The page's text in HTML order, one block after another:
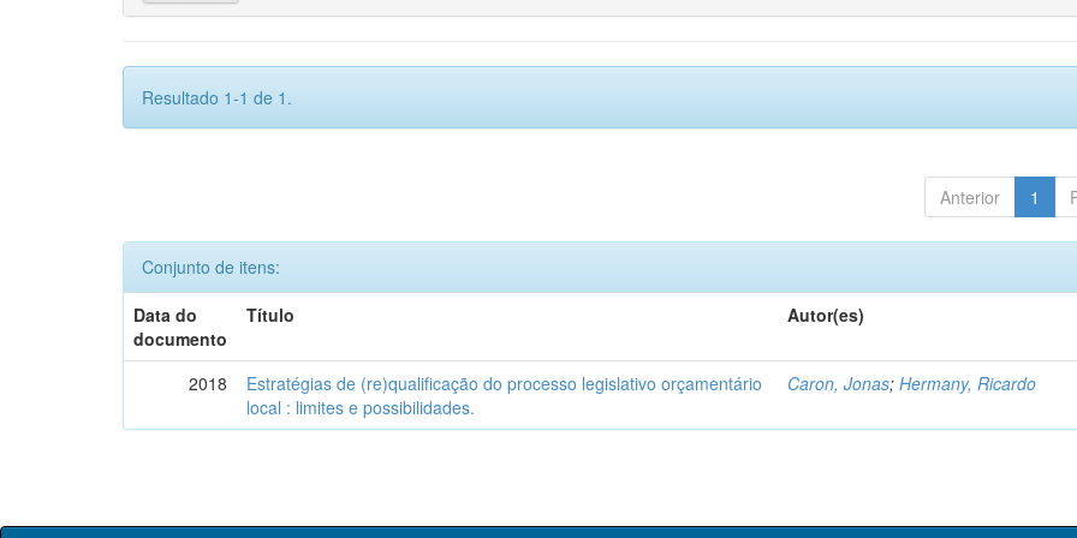
Resultado 1-1 de 1.
Anterior 1
Conjunto de itens:
Data do
documento
Título Autor(es)
2018
Estratégias de (re)qualificação do processo legislativo orçamentário
local : limites e possibilidades.
Caron, Jonas;Hermany, Ricardo